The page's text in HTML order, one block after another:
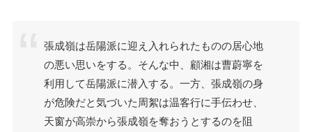
張成嶺は岳陽派に迎え入れられたものの居心地
の悪い思いをする。そんな中、顧湘は曹蔚寧を
利用して岳陽派に潜入する。一方、張成嶺の身
が危険だと気づいた周絮は温客行に手伝わせ、
天窗が高崇から張成嶺を奪おうとするのを阻